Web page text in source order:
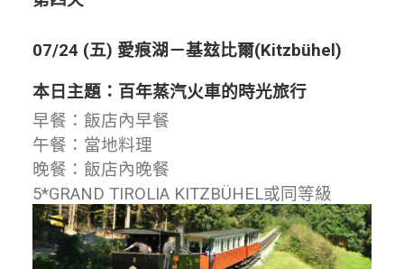
07/24 (五) 愛痕湖－基玆比爾(Kitzbühel)
本日主題：百年蒸汽火車的時光旅行
早餐：飯店內早餐
午餐：當地料理
晚餐：飯店內晚餐
5*GRAND TIROLIA KITZBÜHEL或同等級